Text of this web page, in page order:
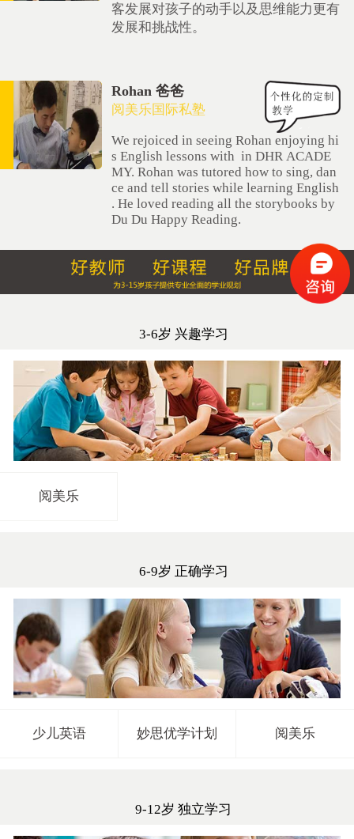
客发展对孩子的动手以及思维能力更有
发展和挑战性。
Rohan 爸爸
阅美乐国际私塾
We rejoiced in seeing Rohan enjoying hi
s English lessons with in DHR ACADE
MY. Rohan was tutored how to sing, dan
ce and tell stories while learning English
. He loved reading all the storybooks by
Du Du Happy Reading.
3-6岁 兴趣学习
阅美乐
6-9岁 正确学习
少儿英语 妙思优学计划 阅美乐
9-12岁 独立学习